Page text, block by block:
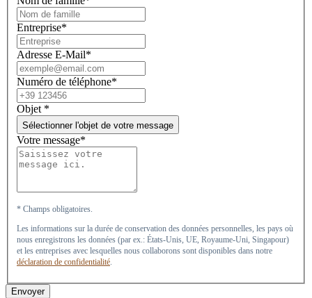
Entreprise*
Adresse E-Mail*
Numéro de téléphone*
Objet *
Sélectionner l'objet de votre message
Votre message*
* Champs obligatoires.
Les informations sur la durée de conservation des données personnelles, les pays où
nous enregistrons les données (par ex.: États-Unis, UE, Royaume-Uni, Singapour)
et les entreprises avec lesquelles nous collaborons sont disponibles dans notre
déclaration de confidentialité.
Envoyer